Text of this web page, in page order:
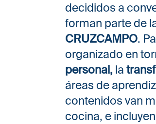
decididos a
forman parte de
CRUZCAMPO.
organizado en
personal, la
áreas de
contenidos van
cocina, e